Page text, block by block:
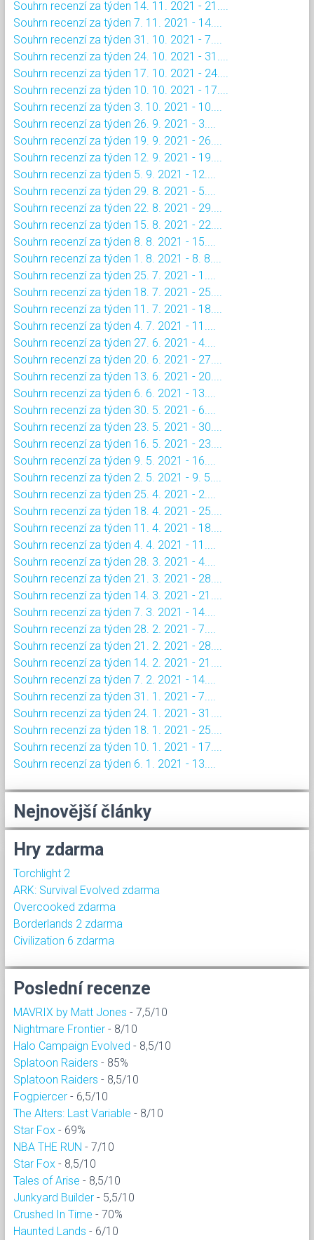
Souhrn recenzí za týden 14. 11. 2021 - 21....
Souhrn recenzí za týden 7. 11. 2021 - 14....
Souhrn recenzí za týden 31. 10. 2021 - 7....
Souhrn recenzí za týden 24. 10. 2021 - 31....
Souhrn recenzí za týden 17. 10. 2021 - 24....
Souhrn recenzí za týden 10. 10. 2021 - 17....
Souhrn recenzí za týden 3. 10. 2021 - 10....
Souhrn recenzí za týden 26. 9. 2021 - 3....
Souhrn recenzí za týden 19. 9. 2021 - 26....
Souhrn recenzí za týden 12. 9. 2021 - 19....
Souhrn recenzí za týden 5. 9. 2021 - 12....
Souhrn recenzí za týden 29. 8. 2021 - 5....
Souhrn recenzí za týden 22. 8. 2021 - 29....
Souhrn recenzí za týden 15. 8. 2021 - 22....
Souhrn recenzí za týden 8. 8. 2021 - 15....
Souhrn recenzí za týden 1. 8. 2021 - 8. 8....
Souhrn recenzí za týden 25. 7. 2021 - 1....
Souhrn recenzí za týden 18. 7. 2021 - 25....
Souhrn recenzí za týden 11. 7. 2021 - 18....
Souhrn recenzí za týden 4. 7. 2021 - 11....
Souhrn recenzí za týden 27. 6. 2021 - 4....
Souhrn recenzí za týden 20. 6. 2021 - 27....
Souhrn recenzí za týden 13. 6. 2021 - 20....
Souhrn recenzí za týden 6. 6. 2021 - 13....
Souhrn recenzí za týden 30. 5. 2021 - 6....
Souhrn recenzí za týden 23. 5. 2021 - 30....
Souhrn recenzí za týden 16. 5. 2021 - 23....
Souhrn recenzí za týden 9. 5. 2021 - 16....
Souhrn recenzí za týden 2. 5. 2021 - 9. 5....
Souhrn recenzí za týden 25. 4. 2021 - 2....
Souhrn recenzí za týden 18. 4. 2021 - 25....
Souhrn recenzí za týden 11. 4. 2021 - 18....
Souhrn recenzí za týden 4. 4. 2021 - 11....
Souhrn recenzí za týden 28. 3. 2021 - 4....
Souhrn recenzí za týden 21. 3. 2021 - 28....
Souhrn recenzí za týden 14. 3. 2021 - 21....
Souhrn recenzí za týden 7. 3. 2021 - 14....
Souhrn recenzí za týden 28. 2. 2021 - 7....
Souhrn recenzí za týden 21. 2. 2021 - 28....
Souhrn recenzí za týden 14. 2. 2021 - 21....
Souhrn recenzí za týden 7. 2. 2021 - 14....
Souhrn recenzí za týden 31. 1. 2021 - 7....
Souhrn recenzí za týden 24. 1. 2021 - 31....
Souhrn recenzí za týden 18. 1. 2021 - 25....
Souhrn recenzí za týden 10. 1. 2021 - 17....
Souhrn recenzí za týden 6. 1. 2021 - 13....
Nejnovější články
Hry zdarma
Torchlight 2
ARK: Survival Evolved zdarma
Overcooked zdarma
Borderlands 2 zdarma
Civilization 6 zdarma
Poslední recenze
MAVRIX by Matt Jones - 7,5/10
Nightmare Frontier - 8/10
Halo Campaign Evolved - 8,5/10
Splatoon Raiders - 85%
Splatoon Raiders - 8,5/10
Fogpiercer - 6,5/10
The Alters: Last Variable - 8/10
Star Fox - 69%
NBA THE RUN - 7/10
Star Fox - 8,5/10
Tales of Arise - 8,5/10
Junkyard Builder - 5,5/10
Crushed In Time - 70%
Haunted Lands - 6/10